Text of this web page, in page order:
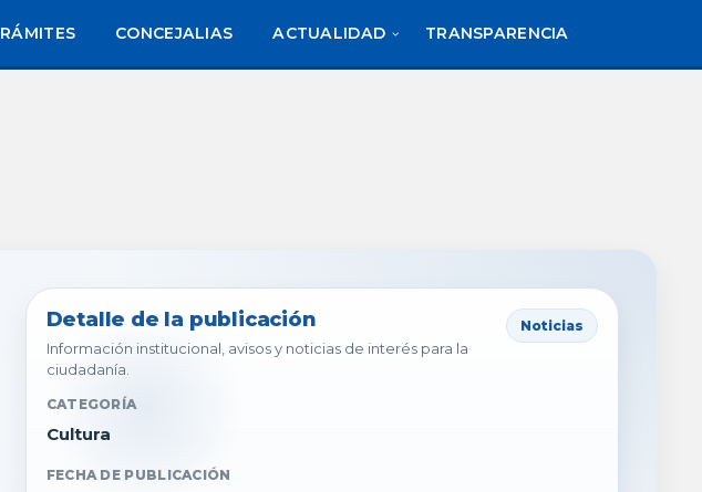
CONCEJALIAS ACTUALIDAD TRANSPARENCIA
Detalle de la publicación
Información institucional, avisos y noticias de interés para la
ciudadanía.
Noticias
CATEGORÍA
Cultura
FECHA DE PUBLICACIÓN